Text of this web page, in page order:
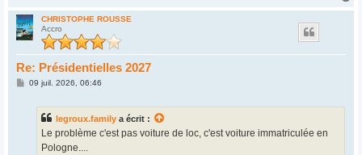
CHRISTOPHE ROUSSE
Accro
Re: Présidentielles 2027
M09 juil. 2026, 06:46
legroux.family a écrit :
Le problème c'est pas voiture de loc, c'est voiture immatriculée en
Pologne....